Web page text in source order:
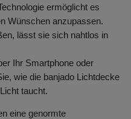
ermöglicht es
Wünschen anzupassen.
lässt sie sich nahtlos in
Ihr Smartphone oder
wie die banjado Lichtdecke
taucht.
eine genormte